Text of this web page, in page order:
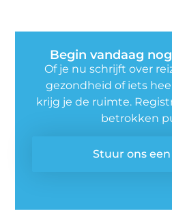
Begin vandaag
Of je nu schrijft over
gezondheid of iets
krijg je de ruimte.
betrokken
Stuur ons